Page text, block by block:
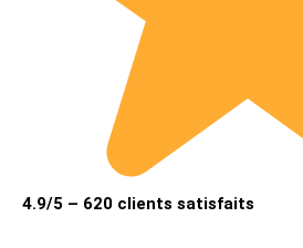
4.9/5 – 620 clients satisfaits